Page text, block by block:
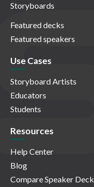
Storyboards
Featured decks
Featured speakers
Use Cases
Storyboard Artists
Educators
Students
Resources
Help Center
Blog
Compare Speaker Deck